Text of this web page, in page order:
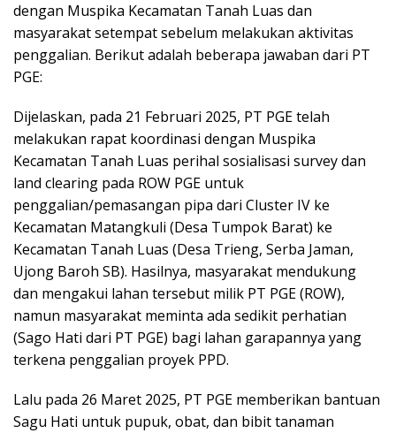
dengan Muspika Kecamatan Tanah Luas dan
masyarakat setempat sebelum melakukan aktivitas
penggalian. Berikut adalah beberapa jawaban dari PT
PGE:
Dijelaskan, pada 21 Februari 2025, PT PGE telah
melakukan rapat koordinasi dengan Muspika
Kecamatan Tanah Luas perihal sosialisasi survey dan
land clearing pada ROW PGE untuk
penggalian/pemasangan pipa dari Cluster IV ke
Kecamatan Matangkuli (Desa Tumpok Barat) ke
Kecamatan Tanah Luas (Desa Trieng, Serba Jaman,
Ujong Baroh SB). Hasilnya, masyarakat mendukung
dan mengakui lahan tersebut milik PT PGE (ROW),
namun masyarakat meminta ada sedikit perhatian
(Sago Hati dari PT PGE) bagi lahan garapannya yang
terkena penggalian proyek PPD.
Lalu pada 26 Maret 2025, PT PGE memberikan bantuan
Sagu Hati untuk pupuk, obat, dan bibit tanaman